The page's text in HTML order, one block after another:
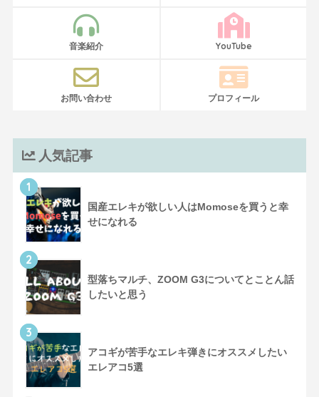
音楽紹介 YouTube
お問い合わせ プロフィール
人気記事
1
国産エレキが欲しい人はMomoseを買うと幸
せになれる
2
型落ちマルチ、ZOOM G3についてとことん話
したいと思う
3
アコギが苦手なエレキ弾きにオススメしたい
エレアコ5選